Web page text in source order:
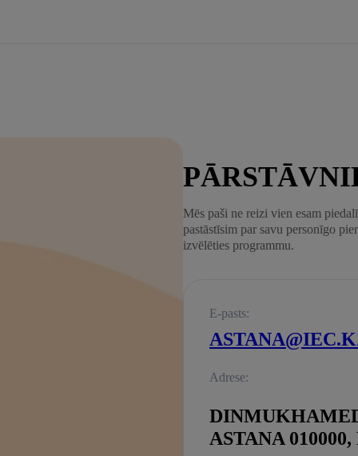
Mēs paši ne reizi vien esam
pastāstīsim par savu personīgo
izvēlēties programmu.
E-pasts:
Adrese:
ASTANA